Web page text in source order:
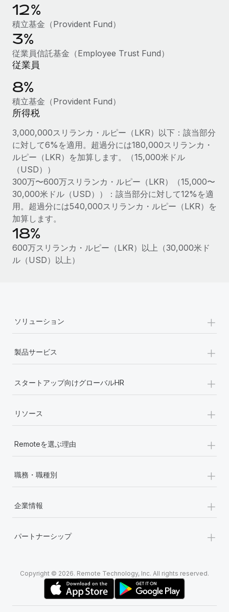
候補者の選考プロセスをシンプルに
Compliance Watchtower
コンプライアンスリスクを先回りして対応
デバイス管理
法人設立
法令順守した法人をスピーディに設立
移住・転勤
従業員の異動をスムーズに
福利厚生
従業員の福利厚生を簡単に管理
すべてのリソースを表示する
ブログ
グローバル給与処理
契約社員管理
ブログを読む
Remoteの製品アップデート：GustoとXeroの統合お
よびContractor Management Plus（契約社員管理
プラス）
Remoteの使命は、世界のどこにいても、あらゆる規模の企業が
業務に最適な人材を採用し、管理し、給与を支給できるようにす
ることです。この数週間で、新しい統合、機能、改良点をリリー
12%
積立基金（Provident Fund）
3%
従業員信託基金（Employee Trust Fund）
従業員
8%
積立基金（Provident Fund）
所得税
3,000,000スリランカ・ルピー（LKR）以下：該当部分
に対して6%を適用。超過分には180,000スリランカ・
ルピー（LKR）を加算します。（15,000米ドル
（USD））
300万〜600万スリランカ・ルピー（LKR）（15,000〜
30,000米ドル（USD））：該当部分に対して12%を適
用。超過分には540,000スリランカ・ルピー（LKR）を
加算します。
18%
600万スリランカ・ルピー（LKR）以上（30,000米ド
ル（USD）以上）
ソリューション +
製品サービス +
スタートアップ向けグローバルHR +
リソース +
Remoteを選ぶ理由 +
職務・職種別 +
企業情報 +
パートナーシップ +
Copyright © 2026. Remote Technology, Inc. All rights reserved.